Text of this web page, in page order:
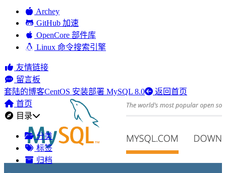
Archey
GitHub 加速
OpenCore 部件库
Linux 命令搜索引擎
友情链接
留言板
套陆的博客CentOS 安装部署 MySQL 8.0
返回首页
首页
目录
分类
标签
归档